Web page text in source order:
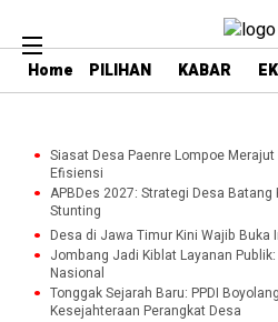
Home PILIHAN KABAR
Siasat Desa Paenre Lompoe
Efisiensi
APBDes 2027: Strategi Desa
Stunting
Desa di Jawa Timur Kini Wajib Buka
Jombang Jadi Kiblat Layanan
Nasional
Tonggak Sejarah Baru: PPDI
Kesejahteraan Perangkat Desa